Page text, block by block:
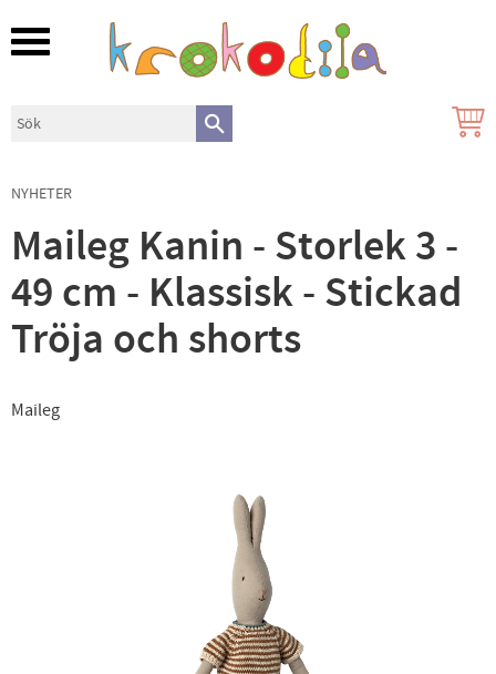
Meny
NYHETER
Maileg Kanin - Storlek 3 -
49 cm - Klassisk - Stickad
Tröja och shorts
Maileg